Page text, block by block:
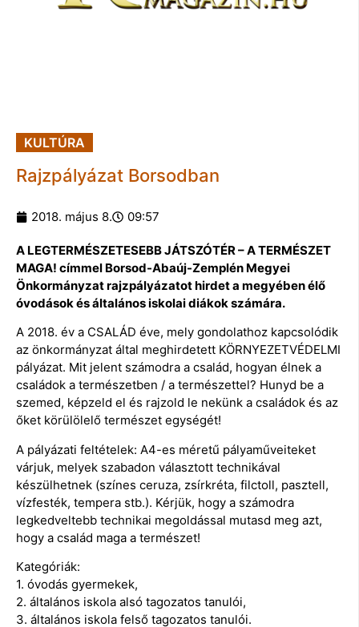
KULTÚRA
Rajzpályázat Borsodban
2018. május 8. 09:57
A LEGTERMÉSZETESEBB JÁTSZÓTÉR – A TERMÉSZET
MAGA! címmel Borsod-Abaúj-Zemplén Megyei
Önkormányzat rajzpályázatot hirdet a megyében élő
óvodások és általános iskolai diákok számára.
A 2018. év a CSALÁD éve, mely gondolathoz kapcsolódik
az önkormányzat által meghirdetett KÖRNYEZETVÉDELMI
pályázat. Mit jelent számodra a család, hogyan élnek a
családok a természetben / a természettel? Hunyd be a
szemed, képzeld el és rajzold le nekünk a családok és az
őket körülölelő természet egységét!
A pályázati feltételek: A4-es méretű pályaműveiteket
várjuk, melyek szabadon választott technikával
készülhetnek (színes ceruza, zsírkréta, filctoll, pasztell,
vízfesték, tempera stb.). Kérjük, hogy a számodra
legkedveltebb technikai megoldással mutasd meg azt,
hogy a család maga a természet!
Kategóriák:
1. óvodás gyermekek,
2. általános iskola alsó tagozatos tanulói,
3. általános iskola felső tagozatos tanulói.